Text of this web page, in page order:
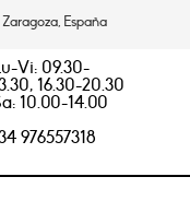
España
Vi: 09.30-
16.30-20.30
10.00-14.00
976557318